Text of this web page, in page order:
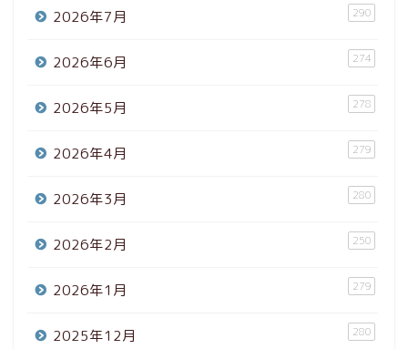
2026年7月 290
2026年6月 274
2026年5月 278
2026年4月 279
2026年3月 280
2026年2月 250
2026年1月 279
2025年12月 280